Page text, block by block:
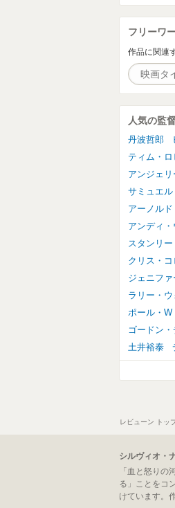
フリーワ
作品に関連
人気の監
丹波哲郎
ティム・ロ
アンジェ
サミュエ
アーノル
アンディ
スタンリ
クリス・
ジェニフ
ラリー・
ポール・W
ゴードン・
土井裕泰
レビューン トッ
シルヴィオ・
「血と怒り
る」ことをコ
けています。